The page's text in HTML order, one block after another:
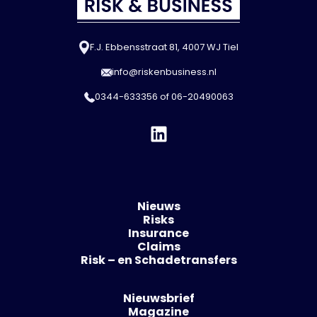
F.J. Ebbensstraat 81, 4007 WJ Tiel
info@riskenbusiness.nl
0344-633356 of06-20490063
Nieuws
Risks
Insurance
Claims
Risk – en Schadetransfers
Nieuwsbrief
Magazine